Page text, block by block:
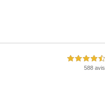
4,5 étoiles sur 5
588 avis